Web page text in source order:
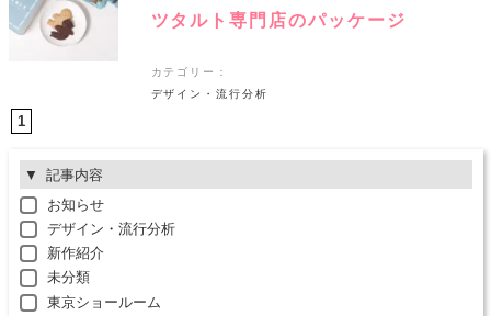
ツタルト専門店のパッケージ
カテゴリー：
デザイン・流行分析
1
記事内容
お知らせ
デザイン・流行分析
新作紹介
未分類
東京ショールーム